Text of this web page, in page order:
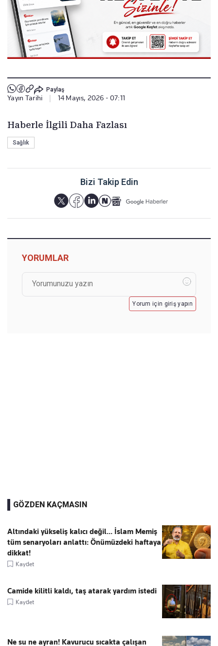
Paylaş
Yayın Tarihi 14 Mayıs, 2026 - 07:11
Haberle İlgili Daha Fazlası
Sağlık
Bizi Takip Edin
YORUMLAR
Yorum için giriş yapın
GÖZDEN KAÇMASIN
Altındaki yükseliş kalıcı değil... İslam Memiş
tüm senaryoları anlattı: Önümüzdeki haftaya
dikkat!
Kaydet
Camide kilitli kaldı, taş atarak yardım istedi
Kaydet
Ne su ne ayran! Kavurucu sıcakta çalışan